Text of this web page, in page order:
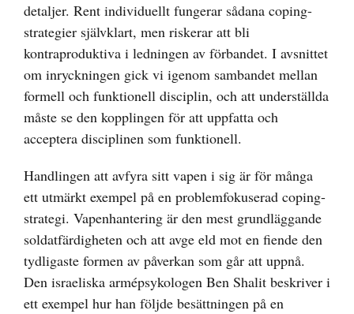
detaljer. Rent individuellt fungerar sådana coping-
strategier självklart, men riskerar att bli
kontraproduktiva i ledningen av förbandet. I avsnittet
om inryckningen gick vi igenom sambandet mellan
formell och funktionell disciplin, och att underställda
måste se den kopplingen för att uppfatta och
acceptera disciplinen som funktionell.
Handlingen att avfyra sitt vapen i sig är för många
ett utmärkt exempel på en problemfokuserad coping-
strategi. Vapenhantering är den mest grundläggande
soldatfärdigheten och att avge eld mot en fiende den
tydligaste formen av påverkan som går att uppnå.
Den israeliska armépsykologen Ben Shalit beskriver i
ett exempel hur han följde besättningen på en